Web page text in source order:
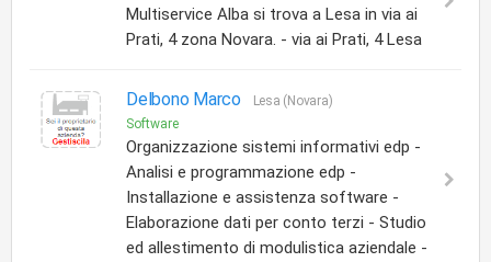
Multiservice Alba si trova a Lesa in via ai
Prati, 4 zona Novara. - via ai Prati, 4 Lesa
Delbono Marco
Lesa (Novara)
Software
Organizzazione sistemi informativi edp -
Analisi e programmazione edp -
Installazione e assistenza software -
Elaborazione dati per conto terzi - Studio
ed allestimento di modulistica aziendale -